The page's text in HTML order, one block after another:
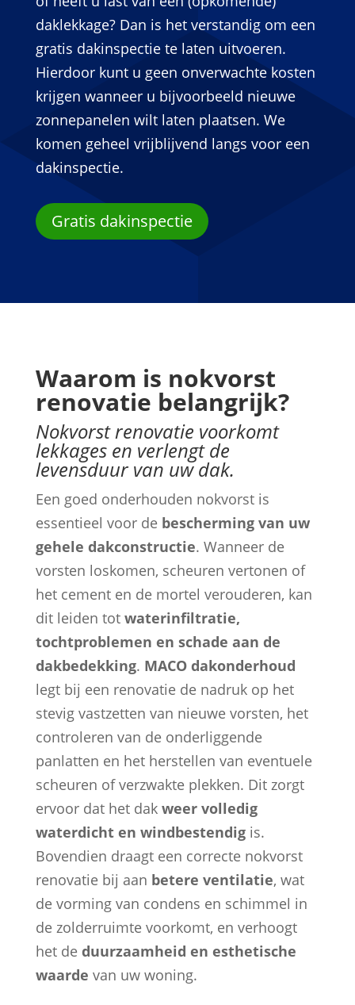
daklekkage? Dan is het verstandig om een
gratis dakinspectie te laten uitvoeren.
Hierdoor kunt u geen onverwachte kosten
krijgen wanneer u bijvoorbeeld nieuwe
zonnepanelen wilt laten plaatsen. We
komen geheel vrijblijvend langs voor een
dakinspectie.
Gratis dakinspectie
Waarom is nokvorst
renovatie belangrijk?
Nokvorst renovatie voorkomt
lekkages en verlengt de
levensduur van uw dak.
Een goed onderhouden nokvorst is
essentieel voor de bescherming van uw
gehele dakconstructie. Wanneer de
vorsten loskomen, scheuren vertonen of
het cement en de mortel verouderen, kan
dit leiden tot waterinfiltratie,
tochtproblemen en schade aan de
dakbedekking. MACO dakonderhoud
legt bij een renovatie de nadruk op het
stevig vastzetten van nieuwe vorsten, het
controleren van de onderliggende
panlatten en het herstellen van eventuele
scheuren of verzwakte plekken. Dit zorgt
ervoor dat het dak weer volledig
waterdicht en windbestendigis.
Bovendien draagt een correcte nokvorst
renovatie bij aan betere ventilatie, wat
de vorming van condens en schimmel in
de zolderruimte voorkomt, en verhoogt
het de duurzaamheid en esthetische
waarde van uw woning.